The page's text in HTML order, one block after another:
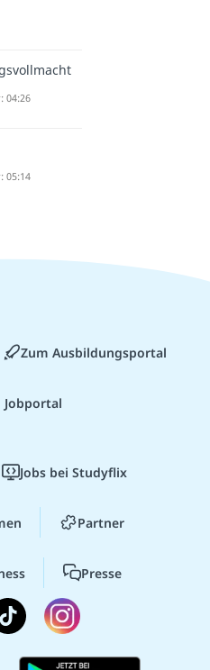
04:26
05:14
Zum Ausbildungsportal
Jobportal
Jobs bei Studyflix
Partner
Presse